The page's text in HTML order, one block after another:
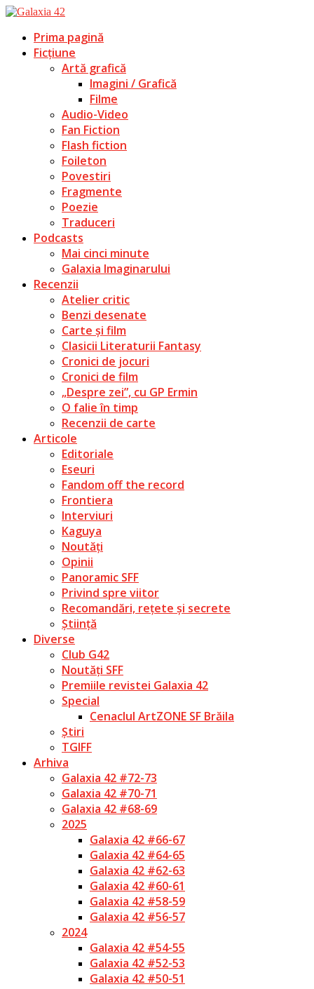
Prima pagină
Ficțiune
Artă grafică
Imagini / Grafică
Filme
Audio-Video
Fan Fiction
Flash fiction
Foileton
Povestiri
Fragmente
Poezie
Traduceri
Podcasts
Mai cinci minute
Galaxia Imaginarului
Recenzii
Atelier critic
Benzi desenate
Carte și film
Clasicii Literaturii Fantasy
Cronici de jocuri
Cronici de film
„Despre zei”, cu GP Ermin
O falie în timp
Recenzii de carte
Articole
Editoriale
Eseuri
Fandom off the record
Frontiera
Interviuri
Kaguya
Noutăți
Opinii
Panoramic SFF
Privind spre viitor
Recomandări, rețete și secrete
Știință
Diverse
Club G42
Noutăți SFF
Premiile revistei Galaxia 42
Special
Cenaclul ArtZONE SF Brăila
Știri
TGIFF
Arhiva
Galaxia 42 #72-73
Galaxia 42 #70-71
Galaxia 42 #68-69
2025
Galaxia 42 #66-67
Galaxia 42 #64-65
Galaxia 42 #62-63
Galaxia 42 #60-61
Galaxia 42 #58-59
Galaxia 42 #56-57
2024
Galaxia 42 #54-55
Galaxia 42 #52-53
Galaxia 42 #50-51